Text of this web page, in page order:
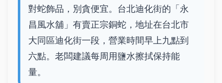
對蛇飾品，別貪便宜。台北迪化街的「永
昌風水舖」有賣正宗銅蛇，地址在台北市
大同區迪化街一段，營業時間早上九點到
六點。老闆建議每周用鹽水擦拭保持能
量。